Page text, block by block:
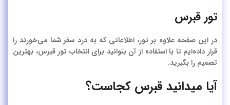
تور قبرس
در این صفحه علاوه بر تور، اطلاعاتی که به درد سفر شما می‌خورند را
قرار داده‌ایم تا با استفاده از آن بتوانید برای انتخاب تور قبرس، بهترین
تصمیم را بگیرید.
آیا میدانید قبرس کجاست؟